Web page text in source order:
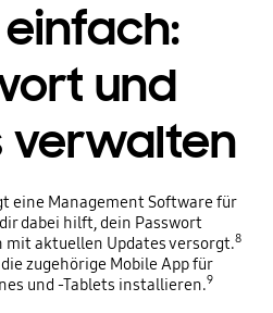
und
verwalten
eine Management Software für
dabei hilft, dein Passwort
mit aktuellen Updates versorgt.8
zugehörige Mobile App für
und -Tablets installieren.9